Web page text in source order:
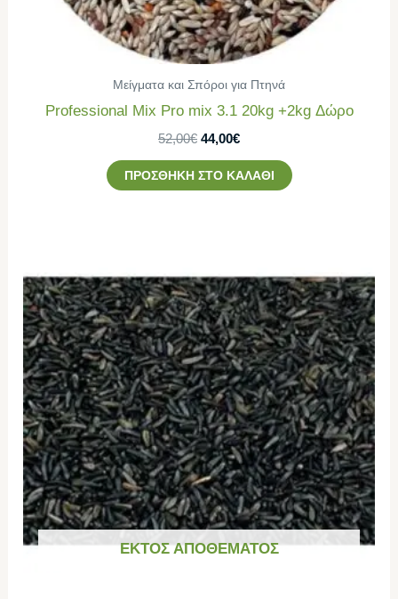
Μείγματα και Σπόροι για Πτηνά
Professional Mix Pro mix 3.1 20kg +2kg Δώρο
52,00€ 44,00€
ΠΡΟΣΘΉΚΗ ΣΤΟ ΚΑΛΆΘΙ
ΕΚΤΌΣ ΑΠΟΘΈΜΑΤΟΣ